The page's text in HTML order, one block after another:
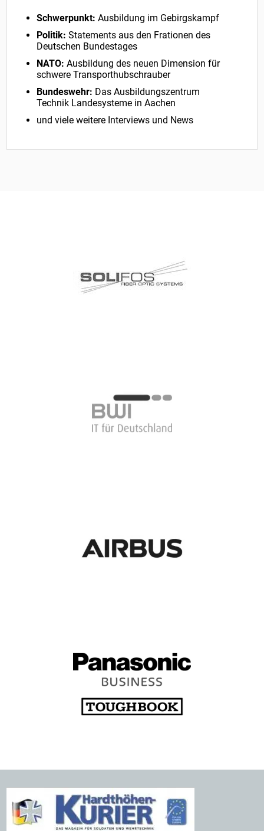
Schwerpunkt: Ausbildung im Gebirgskampf
Politik:Statements aus den Frationen des
Deutschen Bundestages
NATO: Ausbildung des neuen Dimension für
schwere Transporthubschrauber
Bundeswehr: Das Ausbildungszentrum
Technik Landesysteme in Aachen
und viele weitere Interviews und News